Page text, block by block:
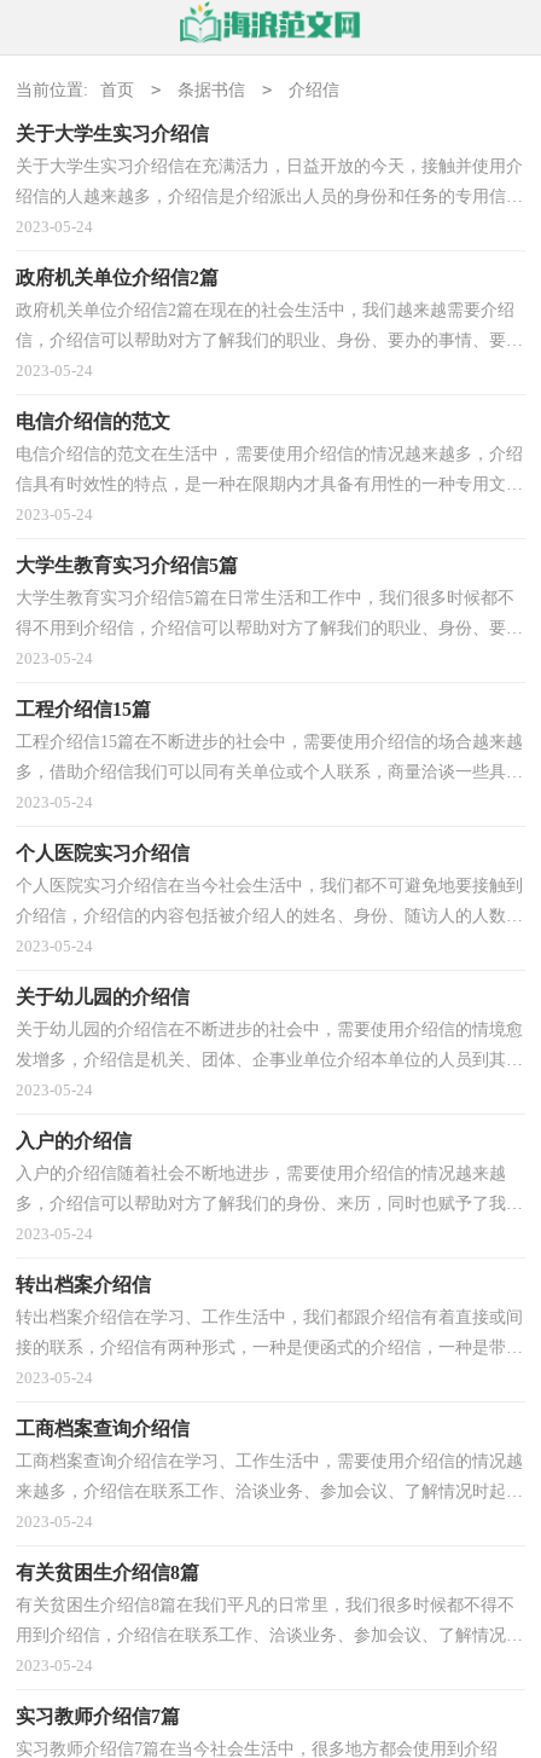
当前位置: 首页 > 条据书信 > 介绍信
关于大学生实习介绍信
关于大学生实习介绍信在充满活力，日益开放的今天，接触并使用介
绍信的人越来越多，介绍信是介绍派出人员的身份和任务的专用信
件。大家知道介绍信的格式吗？以下是小编为大家整理的...
2023-05-24
政府机关单位介绍信2篇
政府机关单位介绍信2篇在现在的社会生活中，我们越来越需要介绍
信，介绍信可以帮助对方了解我们的职业、身份、要办的事情、要见
的人、有什么希望和要求等。相信很多朋友都对写...
2023-05-24
电信介绍信的范文
电信介绍信的范文在生活中，需要使用介绍信的情况越来越多，介绍
信具有时效性的特点，是一种在限期内才具备有用性的一种专用文
书。如何写一份恰当的介绍信呢？以下是小编为大家收集...
2023-05-24
大学生教育实习介绍信5篇
大学生教育实习介绍信5篇在日常生活和工作中，我们很多时候都不
得不用到介绍信，介绍信可以帮助对方了解我们的职业、身份、要办
的事情、要见的人、有什么希望和要求等。相信许...
2023-05-24
工程介绍信15篇
工程介绍信15篇在不断进步的社会中，需要使用介绍信的场合越来越
多，借助介绍信我们可以同有关单位或个人联系，商量洽谈一些具体
事宜。那么你有了解过介绍信吗？下面是小编为大家收...
2023-05-24
个人医院实习介绍信
个人医院实习介绍信在当今社会生活中，我们都不可避免地要接触到
介绍信，介绍信的内容包括被介绍人的姓名、身份、随访人的人数、
活动的目的、对受访单位的请求等。相信许多人会...
2023-05-24
关于幼儿园的介绍信
关于幼儿园的介绍信在不断进步的社会中，需要使用介绍信的情境愈
发增多，介绍信是机关、团体、企事业单位介绍本单位的人员到其他
单位接洽、联系、磋商工作和事情等所写的一种专...
2023-05-24
入户的介绍信
入户的介绍信随着社会不断地进步，需要使用介绍信的情况越来越
多，介绍信可以帮助对方了解我们的身份、来历，同时也赋予了我们
一定的责任和权利。如何写一份恰当的介绍信呢？以下是...
2023-05-24
转出档案介绍信
转出档案介绍信在学习、工作生活中，我们都跟介绍信有着直接或间
接的联系，介绍信有两种形式，一种是便函式的介绍信，一种是带存
根的介绍信。还是对介绍信一筹莫展吗？下面是小编为大...
2023-05-24
工商档案查询介绍信
工商档案查询介绍信在学习、工作生活中，需要使用介绍信的情况越
来越多，介绍信在联系工作、洽谈业务、参加会议、了解情况时起到
自我说明的作用。介绍信的注意事项有许多，你确定...
2023-05-24
有关贫困生介绍信8篇
有关贫困生介绍信8篇在我们平凡的日常里，我们很多时候都不得不
用到介绍信，介绍信在联系工作、洽谈业务、参加会议、了解情况时
起到自我说明的作用。那要怎么写好介绍信呢？以下...
2023-05-24
实习教师介绍信7篇
实习教师介绍信7篇在当今社会生活中，很多地方都会使用到介绍